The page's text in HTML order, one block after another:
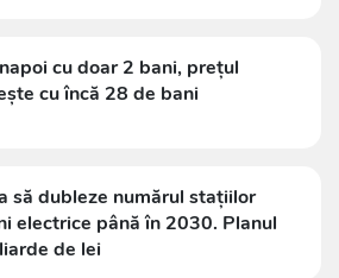
cu doar 2 bani, prețul
cu încă 28 de bani
să dubleze numărul stațiilor
electrice până în 2030. Planul
de lei